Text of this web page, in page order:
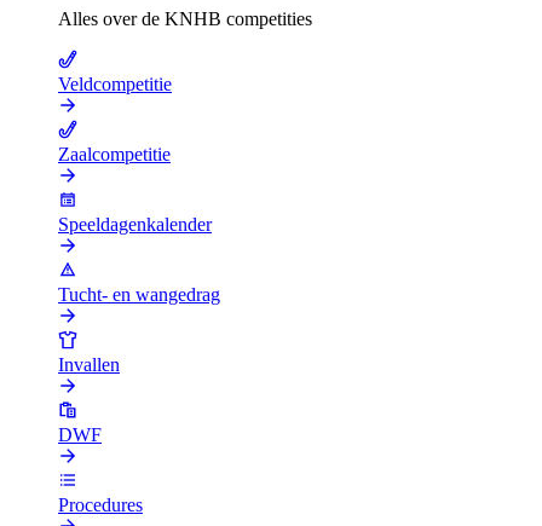
Alles over de KNHB competities
Veldcompetitie
Zaalcompetitie
Speeldagenkalender
Tucht- en wangedrag
Invallen
DWF
Procedures